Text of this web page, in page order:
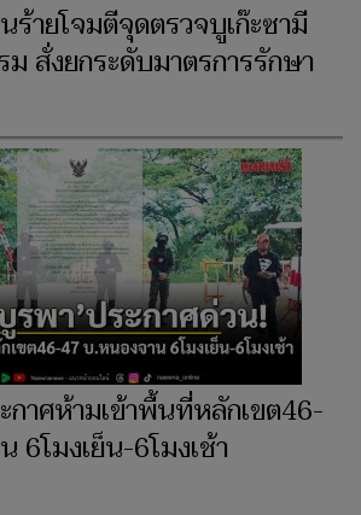
ายโจมตีจุดตรวจบูเก๊ะซามี
สั่งยกระดับมาตรการรักษา
กาศห้ามเข้าพื้นที่หลักเขต46-
6โมงเย็น-6โมงเช้า